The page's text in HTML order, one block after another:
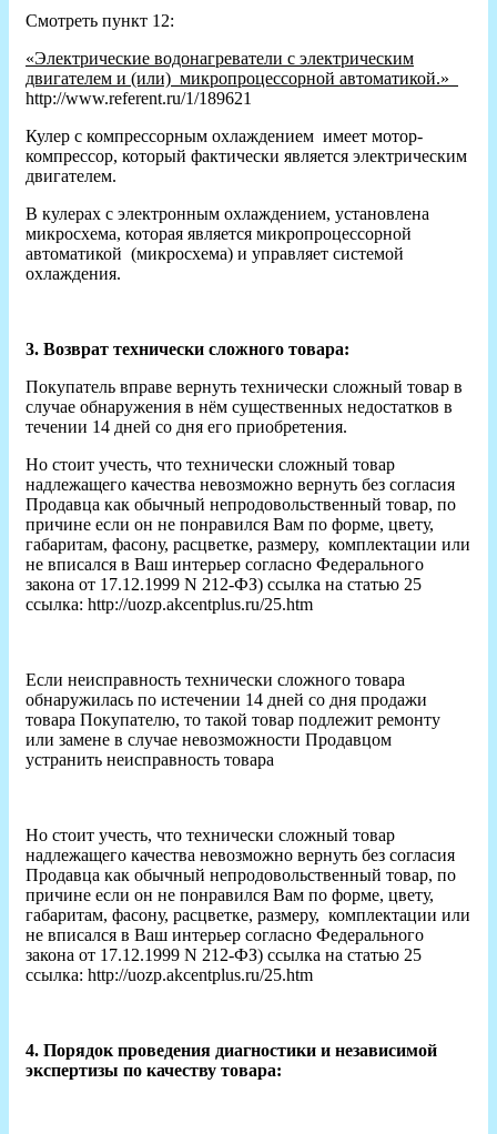
Смотреть пункт 12:
«Электрические водонагреватели с электрическим
двигателем и (или) микропроцессорной автоматикой.»
http://www.referent.ru/1/189621
Кулер с компрессорным охлаждением имеет мотор-
компрессор, который фактически является электрическим
двигателем.
В кулерах с электронным охлаждением, установлена
микросхема, которая является микропроцессорной
автоматикой (микросхема) и управляет системой
охлаждения.
3. Возврат технически сложного товара:
Покупатель вправе вернуть технически сложный товар в
случае обнаружения в нём существенных недостатков в
течении 14 дней со дня его приобретения.
Но стоит учесть, что технически сложный товар
надлежащего качества невозможно вернуть без согласия
Продавца как обычный непродовольственный товар, по
причине если он не понравился Вам по форме, цвету,
габаритам, фасону, расцветке, размеру, комплектации или
не вписался в Ваш интерьер согласно Федерального
закона от 17.12.1999 N 212-ФЗ) ссылка на статью 25
ссылка: http://uozp.akcentplus.ru/25.htm
Если неисправность технически сложного товара
обнаружилась по истечении 14 дней со дня продажи
товара Покупателю, то такой товар подлежит ремонту
или замене в случае невозможности Продавцом
устранить неисправность товара
Но стоит учесть, что технически сложный товар
надлежащего качества невозможно вернуть без согласия
Продавца как обычный непродовольственный товар, по
причине если он не понравился Вам по форме, цвету,
габаритам, фасону, расцветке, размеру, комплектации или
не вписался в Ваш интерьер согласно Федерального
закона от 17.12.1999 N 212-ФЗ) ссылка на статью 25
ссылка: http://uozp.akcentplus.ru/25.htm
4. Порядок проведения диагностики и независимой
экспертизы по качеству товара: